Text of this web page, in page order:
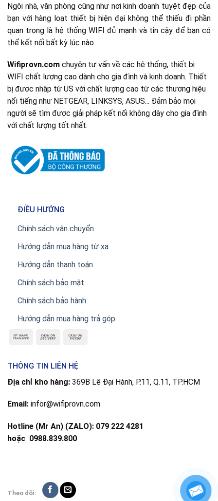
Ngôi nhà, văn phòng cũng như nơi kinh doanh tuyệt đẹp của
bạn với hàng loạt thiết bị hiện đại không thể thiếu đi phần
quan trọng là hệ thống WIFI đủ mạnh và tin cậy để bạn có
thể kết nối bất kỳ lúc nào.
Wifiprovn.com chuyên tư vấn về các hệ thống, thiết bị
WIFI chất lượng cao dành cho gia đình và kinh doanh. Thiết
bị được nhập từ US với chất lượng cao từ các thương hiệu
nổi tiếng như NETGEAR, LINKSYS, ASUS... Đảm bảo mọi
người sẽ tìm được giải pháp kết nối không dây cho gia đình
với chất lượng tốt nhất.
ĐIỀU HƯỚNG
Chính sách vận chuyển
Hướng dẫn mua hàng từ xa
Hướng dẫn thanh toán
Chính sách bảo mật
Chính sách bảo hành
Hướng dẫn mua hàng trả góp
THÔNG TIN LIÊN HỆ
Địa chỉ kho hàng: 369B Lê Đại Hành, P.11, Q.11, TP.HCM
Email: infor@wifiprovn.com
Hotline (Mr An) (ZALO): 079 222 4281
hoặc 0988.839.800
Theo dõi: